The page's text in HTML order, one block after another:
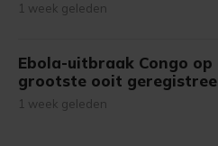
1 week geleden
Ebola-uitbraak Congo op
grootste ooit
1 week geleden